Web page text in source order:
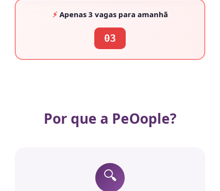
⚡Apenas 3 vagaspara amanhã
03
Por que a PeOople?
🔍